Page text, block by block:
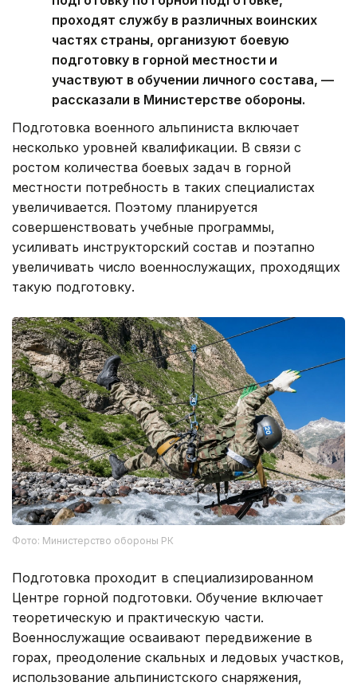
проходят службу в различных воинских
частях страны, организуют боевую
подготовку в горной местности и
участвуют в обучении личного состава, —
рассказали в Министерстве обороны.
Подготовка военного альпиниста включает
несколько уровней квалификации. В связи с
ростом количества боевых задач в горной
местности потребность в таких специалистах
увеличивается. Поэтому планируется
совершенствовать учебные программы,
усиливать инструкторский состав и поэтапно
увеличивать число военнослужащих, проходящих
такую подготовку.
Фото: Министерство обороны РК
Подготовка проходит в специализированном
Центре горной подготовки. Обучение включает
теоретическую и практическую части.
Военнослужащие осваивают передвижение в
горах, преодоление скальных и ледовых участков,
использование альпинистского снаряжения,